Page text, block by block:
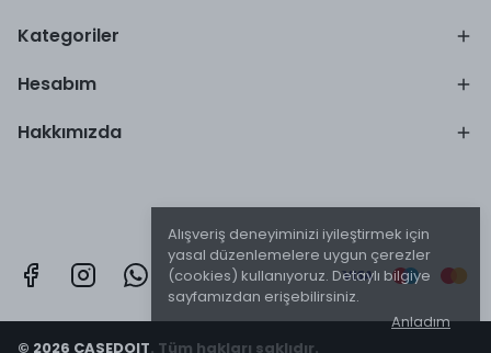
Alışveriş deneyiminizi iyileştirmek için
yasal düzenlemelere uygun çerezler
(cookies) kullanıyoruz. Detaylı bilgiye
sayfamızdan erişebilirsiniz.
Anladım
Kategoriler
Hesabım
Hakkımızda
© 2026 CASEDOIT. Tüm hakları saklıdır.